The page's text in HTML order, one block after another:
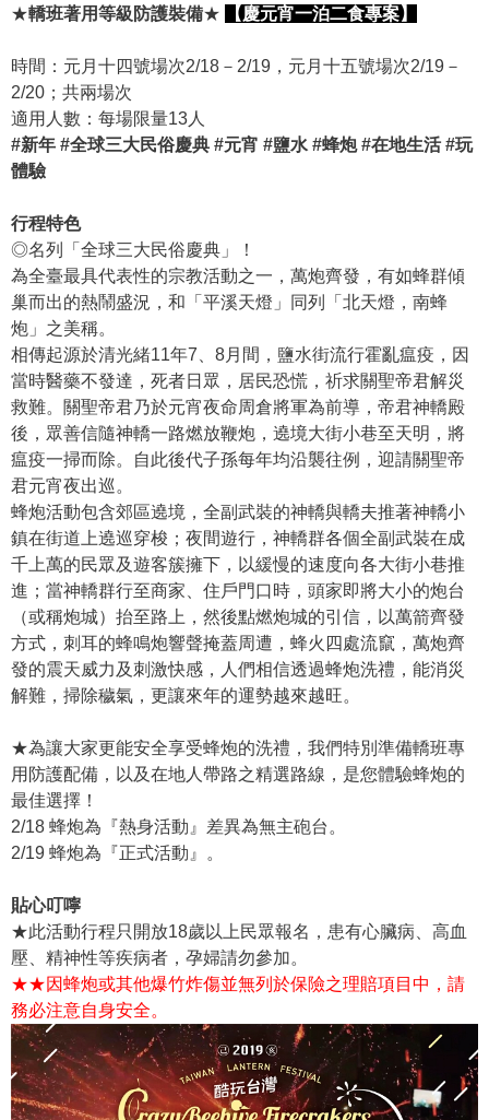
★轎班著用等級防護裝備★ 【慶元宵一泊二食專案】
時間：元月十四號場次2/18－2/19，元月十五號場次2/19－
2/20；共兩場次
適用人數：每場限量13人
#新年 #全球三大民俗慶典 #元宵 #鹽水 #蜂炮 #在地生活 #玩
體驗
行程特色
◎名列「全球三大民俗慶典」！
為全臺最具代表性的宗教活動之一，萬炮齊發，有如蜂群傾
巢而出的熱鬧盛況，和「平溪天燈」同列「北天燈，南蜂
炮」之美稱。
相傳起源於清光緒11年7、8月間，鹽水街流行霍亂瘟疫，因
當時醫藥不發達，死者日眾，居民恐慌，祈求關聖帝君解災
救難。關聖帝君乃於元宵夜命周倉將軍為前導，帝君神轎殿
後，眾善信隨神轎一路燃放鞭炮，遶境大街小巷至天明，將
瘟疫一掃而除。自此後代子孫每年均沿襲往例，迎請關聖帝
君元宵夜出巡。
蜂炮活動包含郊區遶境，全副武裝的神轎與轎夫推著神轎小
鎮在街道上遶巡穿梭；夜間遊行，神轎群各個全副武裝在成
千上萬的民眾及遊客簇擁下，以緩慢的速度向各大街小巷推
進；當神轎群行至商家、住戶門口時，頭家即將大小的炮台
（或稱炮城）抬至路上，然後點燃炮城的引信，以萬箭齊發
方式，刺耳的蜂鳴炮響聲掩蓋周遭，蜂火四處流竄，萬炮齊
發的震天威力及刺激快感，人們相信透過蜂炮洗禮，能消災
解難，掃除穢氣，更讓來年的運勢越來越旺。
★為讓大家更能安全享受蜂炮的洗禮，我們特別準備轎班專
用防護配備，以及在地人帶路之精選路線，是您體驗蜂炮的
最佳選擇！
2/18 蜂炮為『熱身活動』差異為無主砲台。
2/19 蜂炮為『正式活動』。
貼心叮嚀
★此活動行程只開放18歲以上民眾報名，患有心臟病、高血
壓、精神性等疾病者，孕婦請勿參加。
★★因蜂炮或其他爆竹炸傷並無列於保險之理賠項目中，請
務必注意自身安全。